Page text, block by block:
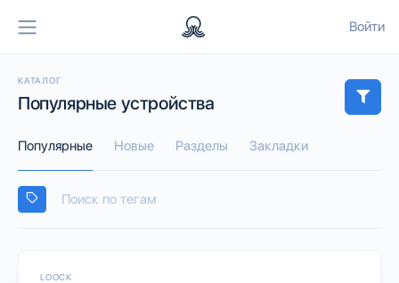
Войти
КАТАЛОГ
Популярные устройства
Популярные Новые Разделы Закладки
LOOCK